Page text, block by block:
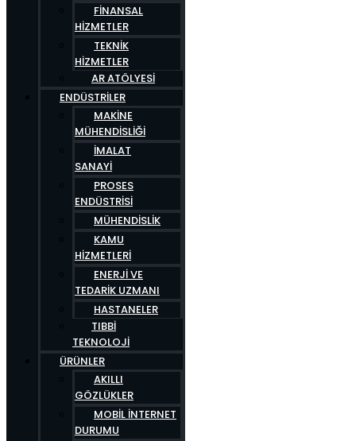
FINANSAL
HIZMETLER
TEKNIK
HIZMETLER
AR ATÖLYESI
ENDÜSTRILER
MAKINE
MÜHENDISLIĞI
İMALAT
SANAYI
PROSES
ENDÜSTRISI
MÜHENDISLIK
KAMU
HIZMETLERI
ENERJI VE
TEDARIK UZMANI
HASTANELER
TIBBI
TEKNOLOJI
ÜRÜNLER
AKILLI
GÖZLÜKLER
MOBIL İNTERNET
DURUMU